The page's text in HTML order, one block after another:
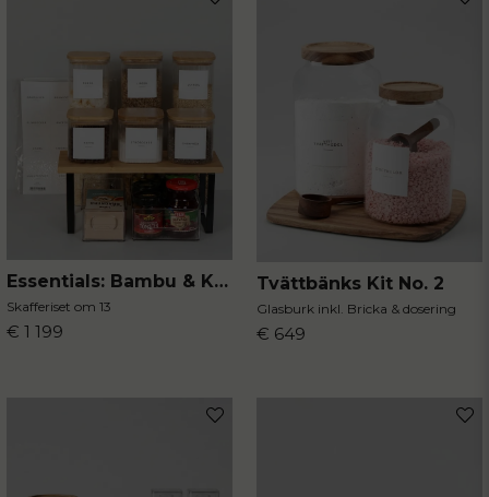
Ja, ni får publicera min fråga
Skicka fråga
Essentials: Bambu & Klarhet
Skafferiset om 13
€ 1 199
Tvättbänks Kit No. 2
Glasburk inkl. Bricka & dosering
€ 649